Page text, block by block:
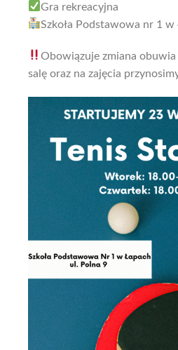
Gra rekreacyjna
Szkoła Podstawowa nr 1 w
Obowiązuje zmiana
salę oraz na zajęcia